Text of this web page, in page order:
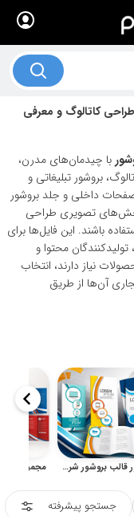
کاتالوگ و معرفی
با چیدمان‌های مدرن،
بروشور تبلیغاتی و
داخلی و جلد بروشور
بخش‌های تصویری طراحی
باشند. این فایل‌ها برای
محتوا و
نیاز دارند، انتخاب
آن‌ها از طریق
مجموعه وکتور قالب بروشور شرکتی و تبلیغاتی با طراحی مدرن
جستجو پیشرفته
×